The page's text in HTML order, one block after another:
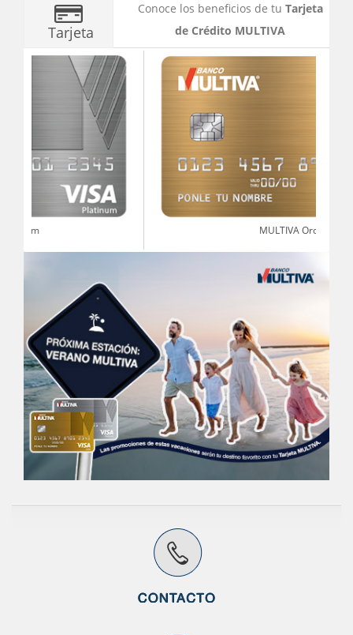
Tarjeta
Conoce los beneficios de tu Tarjeta
de Crédito MULTIVA